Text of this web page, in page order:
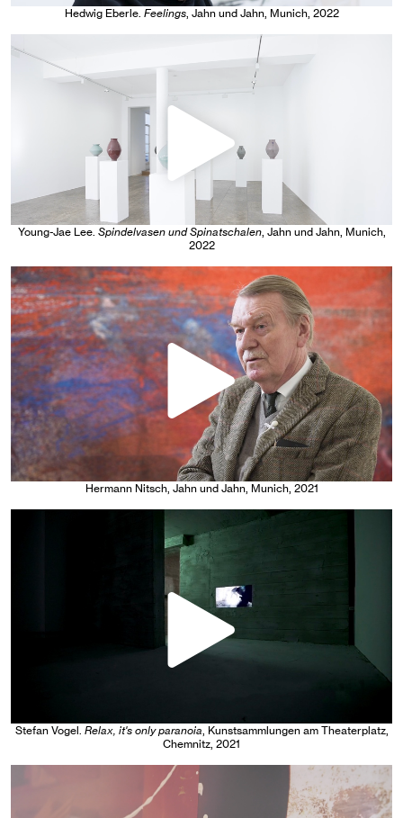
Hedwig Eberle. Feelings, Jahn und Jahn, Munich, 2022
Young-Jae Lee. Spindelvasen und Spinatschalen, Jahn und Jahn, Munich,
2022
Hermann Nitsch, Jahn und Jahn, Munich, 2021
Stefan Vogel. Relax, it's only paranoia, Kunstsammlungen am Theaterplatz,
Chemnitz, 2021